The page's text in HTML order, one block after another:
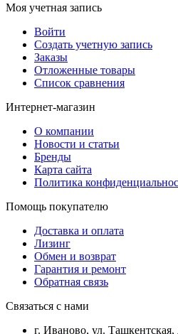
Моя учетная запись
Войти
Создать учетную запись
Заказы
Отложенные товары
Список сравнения
Интернет-магазин
О компании
Новости и статьи
Бренды
Карта сайта
Политика
Помощь покупателю
Доставка и оплата
Лизинг
Обмен и возврат
Гарантия и ремонт
Обратная связь
Связаться с нами
г. Иваново, ул.